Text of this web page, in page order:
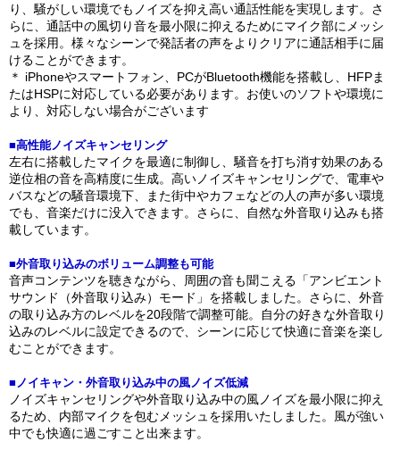
り、騒がしい環境でもノイズを抑え高い通話性能を実現します。さ
らに、通話中の風切り音を最小限に抑えるためにマイク部にメッシ
ュを採用。様々なシーンで発話者の声をよりクリアに通話相手に届
けることができます。
＊ iPhoneやスマートフォン、PCがBluetooth機能を搭載し、HFPま
たはHSPに対応している必要があります。お使いのソフトや環境に
より、対応しない場合がございます
■高性能ノイズキャンセリング
左右に搭載したマイクを最適に制御し、騒音を打ち消す効果のある
逆位相の音を高精度に生成。高いノイズキャンセリングで、電車や
バスなどの騒音環境下、また街中やカフェなどの人の声が多い環境
でも、音楽だけに没入できます。さらに、自然な外音取り込みも搭
載しています。
■外音取り込みのボリューム調整も可能
音声コンテンツを聴きながら、周囲の音も聞こえる「アンビエント
サウンド（外音取り込み）モード」を搭載しました。さらに、外音
の取り込み方のレベルを20段階で調整可能。自分の好きな外音取り
込みのレベルに設定できるので、シーンに応じて快適に音楽を楽し
むことができます。
■ノイキャン・外音取り込み中の風ノイズ低減
ノイズキャンセリングや外音取り込み中の風ノイズを最小限に抑え
るため、内部マイクを包むメッシュを採用いたしました。風が強い
中でも快適に過ごすこと出来ます。